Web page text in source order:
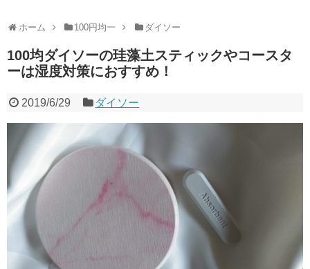
ホーム 100円均一 ダイソー
100均ダイソーの珪藻土スティックやコースタ
ーは湿度対策におすすめ！
2019/6/29 ダイソー